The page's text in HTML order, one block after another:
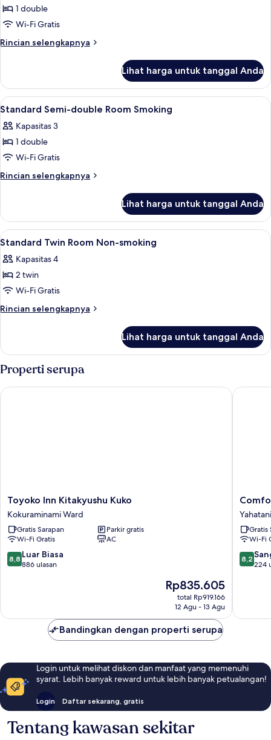
Tidur
Bebas
Asap
Rokok
untuk
Comfort
Semi-
Smoking,
High
Floors
1 double
Wi-Fi Gratis
Rincian selengkapnya
Rincian
Comfort
Semi-
Double
Smoking,
High
Lihat harga untuk tanggal Anda
Lihat
semua
foto
untuk
Standard
Semi-
Smoking
Meja kerja, Wi-Fi gratis, dan seprai
1
Standard Semi-double Room Smoking
Kapasitas 3
1 double
Wi-Fi Gratis
Rincian selengkapnya
Rincian
Standard
Semi-
double
Smoking
Lihat harga untuk tanggal Anda
Lihat
semua
foto
untuk
Standard
Twin
smoking
Meja kerja, Wi-Fi gratis, dan seprai
1
Standard Twin Room Non-smoking
Kapasitas 4
2 twin
Wi-Fi Gratis
Rincian selengkapnya
Rincian
Standard
Twin
Room
Non-
smoking
Lihat harga untuk tanggal Anda
Properti serupa
Toyoko
Inn
Kitakyushu
Kuko
Kokuraminami
Ward
Toyoko Inn Kitakyushu Kuko
Kokuraminami Ward
Gratis Sarapan
Parkir gratis
Wi-Fi Gratis
AC
8.8
dari
ulasan
8,8 Luar Biasa
886 ulasan
Harga
sekarang
Rp835.605
Rp835.605
total Rp919.166
12 Agu - 13 Agu
Toyoko Inn Kitakyushu Kuko
Comfort
Hotel
Kurosaki
Gratis
Wi-Fi
8.2
dari
ulasan
8,2
224
Bandingkan dengan properti serupa
Login untuk melihat diskon dan manfaat yang memenuhi
syarat. Lebih banyak reward untuk lebih banyak petualangan!
Login Daftar sekarang, gratis
Tentang kawasan sekitar